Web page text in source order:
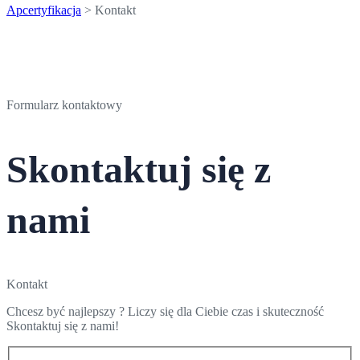
Apcertyfikacja > Kontakt
Formularz kontaktowy
Skontaktuj się z
nami
Kontakt
Chcesz być najlepszy ? Liczy się dla Ciebie czas i skuteczność
Skontaktuj się z nami!